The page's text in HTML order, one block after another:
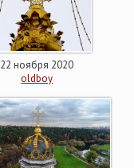
22 ноября 2020
oldboy